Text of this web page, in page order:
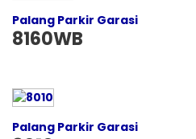
Palang Parkir Garasi
8160WB
Palang Parkir Garasi